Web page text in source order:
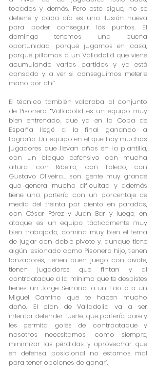
tocados y demás. Pero esto sigue, no se
detiene y cada día es una ilusión nueva
para poder conseguir los puntos. El
domingo tenemos una buena
oportunidad, porque jugamos en casa,
porque pillamos a un Valladolid que viene
acumulando varios partidos y ya está
cansado y a ver si conseguimos meterle
mano por ahí”.
El técnico también valoraba al conjunto
de Pisonero “Valladolid es un equipo muy
bien entrenado, que ya en la Copa de
España llegó a la final ganando a
Logroño. Un equipo en el que hay muchos
jugadores que llevan años en la plantilla,
con un bloque defensivo con mucha
altura, con Ribeiro, con Toledo, con
Gustavo Oliveira... son gente muy grande
que genera mucha dificultad y además
tiene una portería con un porcentaje de
media del treinta por ciento en paradas,
con César Pérez y Juan Bar y luego, en
ataque, es un equipo tácticamente muy
bien trabajado, domina muy bien el tema
de jugar con doble pivote y, aunque tiene
algún lesionado como Pisonero hijo, tienen
lanzadores, tienen buen juego con pivote,
tienen jugadores que fintan y al
contraataque a la mínima que te despistes
tienes un Jorge Serrano, a un Tao o a un
Miguel Camino que te hacen mucho
daño. El plan de Valladolid va a ser
intentar defender fuerte, que portería pare y
les permita goles de contraataque y
nosotros necesitamos, como siempre,
minimizar las pérdidas y aprovechar que
en defensa posicional no estamos mal
para tener opciones de ganar”.